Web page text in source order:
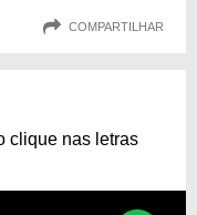
COMPARTILHAR
clique nas letras